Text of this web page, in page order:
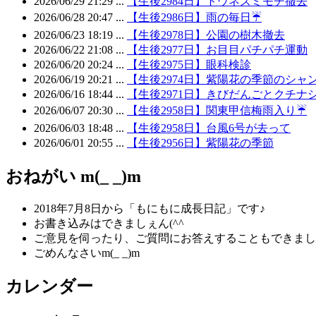
2026/06/28 20:47 ...
【生後2986日】雨の毎日☔️
2026/06/23 18:19 ...
【生後2978日】公園の樹木撤去
2026/06/22 21:08 ...
【生後2977日】お目目パチパチ運動
2026/06/20 20:24 ...
【生後2975日】眼科検診
2026/06/19 20:21 ...
【生後2974日】紫陽花の季節のシャ
2026/06/16 18:44 ...
【生後2971日】きびだんごとクチナ
2026/06/07 20:30 ...
【生後2958日】関東甲信梅雨入り☔️
2026/06/03 18:48 ...
【生後2958日】台風6号が去って
2026/06/01 20:55 ...
【生後2956日】紫陽花の季節
おねがい m(_ _)m
2018年7月8日から「もにもに成長日記」です♪
お書き込みはできましぇん(^^ゞ
ご意見を伺ったり、ご質問にお答えすることもできまし
ごめんなさいm(_ _)m
カレンダー